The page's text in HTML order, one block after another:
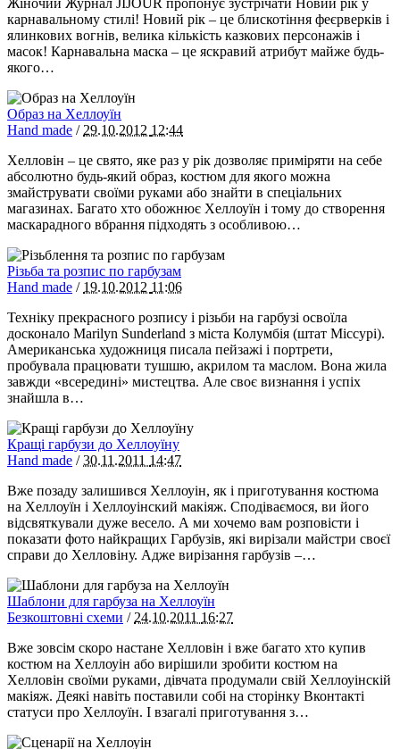
карнавальному стилі! Новий рік – це блискотіння феєрверків і
ялинкових вогнів, велика кількість казкових персонажів і
масок! Карнавальна маска – це яскравий атрибут майже будь-
якого…
Образ на Хеллоуїн
Hand made / 29.10.2012 12:44
Хелловін – це свято, яке раз у рік дозволяє приміряти на себе
абсолютно будь-який образ, костюм для якого можна
змайструвати своїми руками або знайти в спеціальних
магазинах. Багато хто обожнює Хеллоуїн і тому до створення
маскарадного вбрання підходять з особливою…
Різьба та розпис по гарбузам
Hand made / 19.10.2012 11:06
Техніку прекрасного розпису і різьби на гарбузі освоїла
досконало Marilyn Sunderland з міста Колумбія (штат Міссурі).
Американська художниця писала пейзажі і портрети,
пробувала працювати тушшю, акрилом та маслом. Вона жила
завжди «всередині» мистецтва. Але своє визнання і успіх
знайшла в…
Кращі гарбузи до Хеллоуїну
Hand made /30.11.2011 14:47
Вже позаду залишився Хеллоуін, як і приготування костюма
на Хеллоуїн і Хеллоуінский макіяж. Сподіваємося, ви його
відсвяткували дуже весело. А ми хочемо вам розповісти і
показати фото найкращих Гарбузів, які вирізали майстри своєї
справи до Хелловіну. Адже вирізання гарбузів –…
Шаблони для гарбуза на Хеллоуїн
Безкоштовні схеми / 24.10.2011 16:27
Вже зовсім скоро настане Хелловін і вже багато хто купив
костюм на Хеллоуін або вирішили зробити костюм на
Хелловін своїми руками, дівчата продумали свій Хеллоуінскій
макіяж. Деякі навіть поставили собі на сторінку Вконтакті
статуси про Хеллоуїн. І взагалі приготування з…